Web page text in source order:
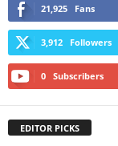
21,925 Fans
3,912 Followers
0 Subscribers
EDITOR PICKS